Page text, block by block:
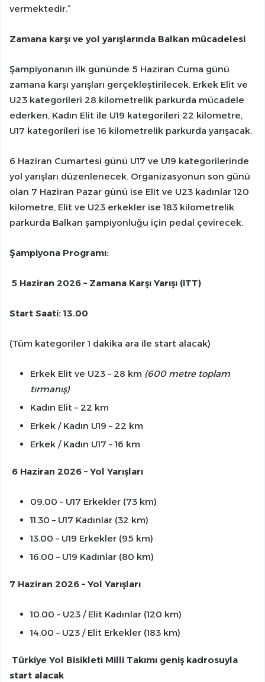
vermektedir.”
Zamana karşı ve yol yarışlarında Balkan mücadelesi
Şampiyonanın ilk gününde 5 Haziran Cuma günü
zamana karşı yarışları gerçekleştirilecek. Erkek Elit ve
U23 kategorileri 28 kilometrelik parkurda mücadele
ederken, Kadın Elit ile U19 kategorileri 22 kilometre,
U17 kategorileri ise 16 kilometrelik parkurda yarışacak.
6 Haziran Cumartesi günü U17 ve U19 kategorilerinde
yol yarışları düzenlenecek. Organizasyonun son günü
olan 7 Haziran Pazar günü ise Elit ve U23 kadınlar 120
kilometre, Elit ve U23 erkekler ise 183 kilometrelik
parkurda Balkan şampiyonluğu için pedal çevirecek.
Şampiyona Programı:
5 Haziran 2026 – Zamana Karşı Yarışı (ITT)
Start Saati: 13.00
(Tüm kategoriler 1 dakika ara ile start alacak)
Erkek Elit ve U23 – 28 km (600 metre toplam
tırmanış)
Kadın Elit – 22 km
Erkek / Kadın U19 – 22 km
Erkek / Kadın U17 – 16 km
6 Haziran 2026 – Yol Yarışları
09.00 – U17 Erkekler (73 km)
11.30 – U17 Kadınlar (32 km)
13.00 – U19 Erkekler (95 km)
16.00 – U19 Kadınlar (80 km)
7 Haziran 2026 – Yol Yarışları
10.00 – U23 / Elit Kadınlar (120 km)
14.00 – U23 / Elit Erkekler (183 km)
Türkiye Yol Bisikleti Milli Takımı geniş kadrosuyla
start alacak